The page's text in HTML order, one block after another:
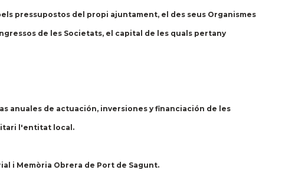
pressupostos del propi ajuntament, el des seus Organismes
de les Societats, el capital de les quals pertany
anuales de actuación, inversiones y financiación de les
l'entitat local.
i Memòria Obrera de Port de Sagunt.